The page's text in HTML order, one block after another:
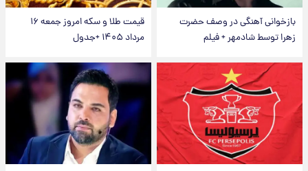
بازخوانی آهنگی در وصف حضرت
زهرا توسط شادمهر + فیلم
قیمت طلا و سکه امروز جمعه ۱۶
مرداد ۱۴۰۵ +جدول